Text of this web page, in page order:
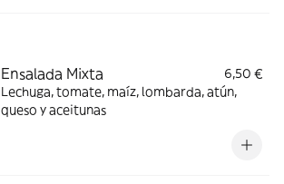
Ensalada Mixta
6,50 €
Lechuga, tomate, maíz, lombarda, atún,
queso y aceitunas